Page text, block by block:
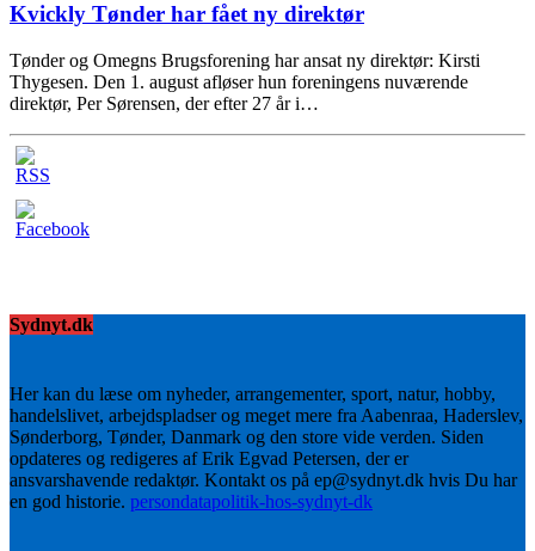
Kvickly Tønder har fået ny direktør
Tønder og Omegns Brugsforening har ansat ny direktør: Kirsti
Thygesen. Den 1. august afløser hun foreningens nuværende
direktør, Per Sørensen, der efter 27 år i…
Sydnyt.dk
Her kan du læse om nyheder, arrangementer, sport, natur, hobby,
handelslivet, arbejdspladser og meget mere fra Aabenraa, Haderslev,
Sønderborg, Tønder, Danmark og den store vide verden. Siden
opdateres og redigeres af Erik Egvad Petersen, der er
ansvarshavende redaktør. Kontakt os på ep@sydnyt.dk hvis Du har
en god historie. persondatapolitik-hos-sydnyt-dk